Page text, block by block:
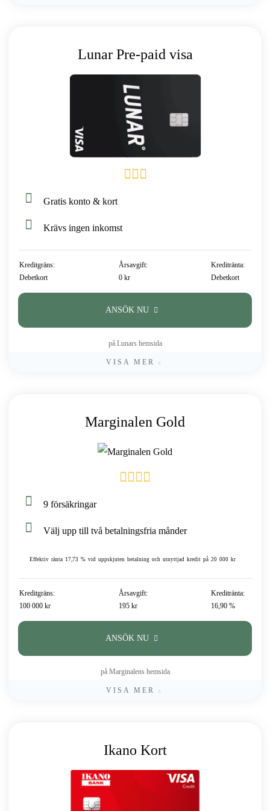
Lunar Pre-paid visa
Gratis konto & kort
Krävs ingen inkomst
Kreditgräns:
Debetkort
Årsavgift:
0 kr
Kreditränta:
Debetkort
ANSÖK NU
på Lunars hemsida
VISA MER
Marginalen Gold
9 försäkringar
Välj upp till två betalningsfria månder
Effektiv ränta 17,73 % vid uppskjuten betalning och utnyttjad kredit på 20 000 kr
Kreditgräns:
100 000 kr
Årsavgift:
195 kr
Kreditränta:
16,90 %
ANSÖK NU
på Marginalens hemsida
VISA MER
Ikano Kort